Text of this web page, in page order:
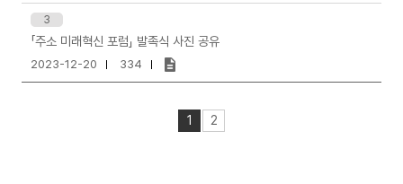
3
「주소 미래혁신 포럼」 발족식 사진 공유
2023-12-20 334
1 2